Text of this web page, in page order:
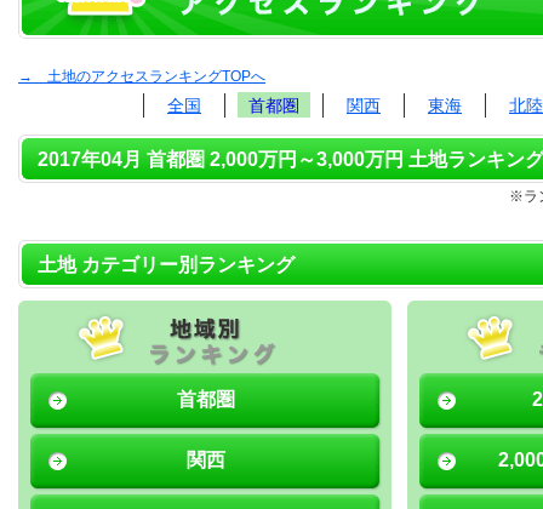
→ 土地のアクセスランキングTOPへ
全国 首都圏 関西 東海 北
2017年04月 首都圏 2,000万円～3,000万円 土地ランキン
※ラ
土地 カテゴリー別ランキング
首都圏
関西